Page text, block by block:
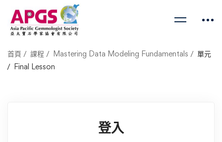
首頁 課程 Mastering Data Modeling Fundamentals
單元
Final Lesson
登入